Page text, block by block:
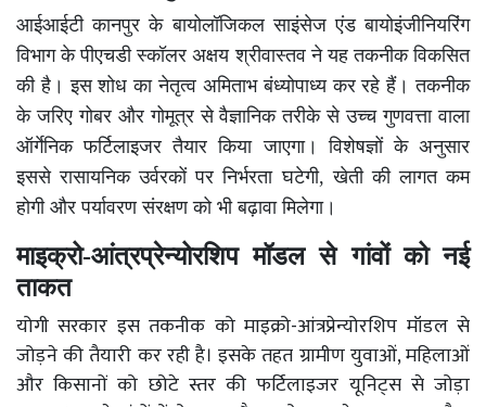
आईआईटी कानपुर के बायोलॉजिकल साइंसेज एंड बायोइंजीनियरिंग
विभाग के पीएचडी स्कॉलर अक्षय श्रीवास्तव ने यह तकनीक विकसित
की है। इस शोध का नेतृत्व अमिताभ बंध्योपाध्य कर रहे हैं। तकनीक
के जरिए गोबर और गोमूत्र से वैज्ञानिक तरीके से उच्च गुणवत्ता वाला
ऑर्गेनिक फर्टिलाइजर तैयार किया जाएगा। विशेषज्ञों के अनुसार
इससे रासायनिक उर्वरकों पर निर्भरता घटेगी, खेती की लागत कम
होगी और पर्यावरण संरक्षण को भी बढ़ावा मिलेगा।
माइक्रो-आंत्रप्रेन्योरशिप मॉडल से गांवों को नई
ताकत
योगी सरकार इस तकनीक को माइक्रो-आंत्रप्रेन्योरशिप मॉडल से
जोड़ने की तैयारी कर रही है। इसके तहत ग्रामीण युवाओं, महिलाओं
और किसानों को छोटे स्तर की फर्टिलाइजर यूनिट्स से जोड़ा